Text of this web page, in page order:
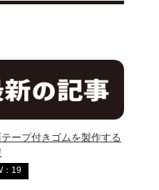
ープ付きゴムを製作する
：19